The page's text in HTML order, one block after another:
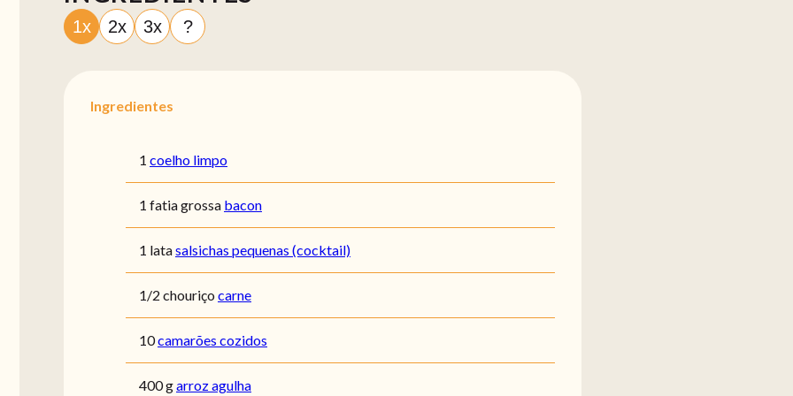
1x 2x 3x ?
Ingredientes
1 coelho limpo
1 fatia grossa bacon
1 latasalsichas pequenas (cocktail)
1/2 chouriço carne
10camarões cozidos
400 garroz agulha